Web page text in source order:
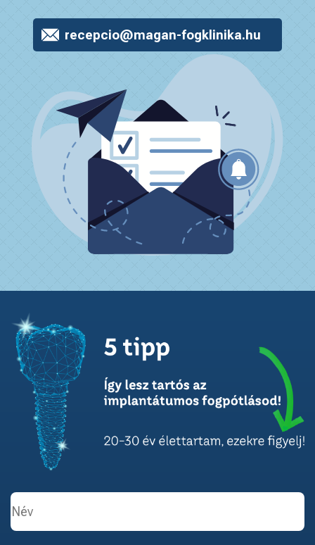
recepcio@magan-fogklinika.hu